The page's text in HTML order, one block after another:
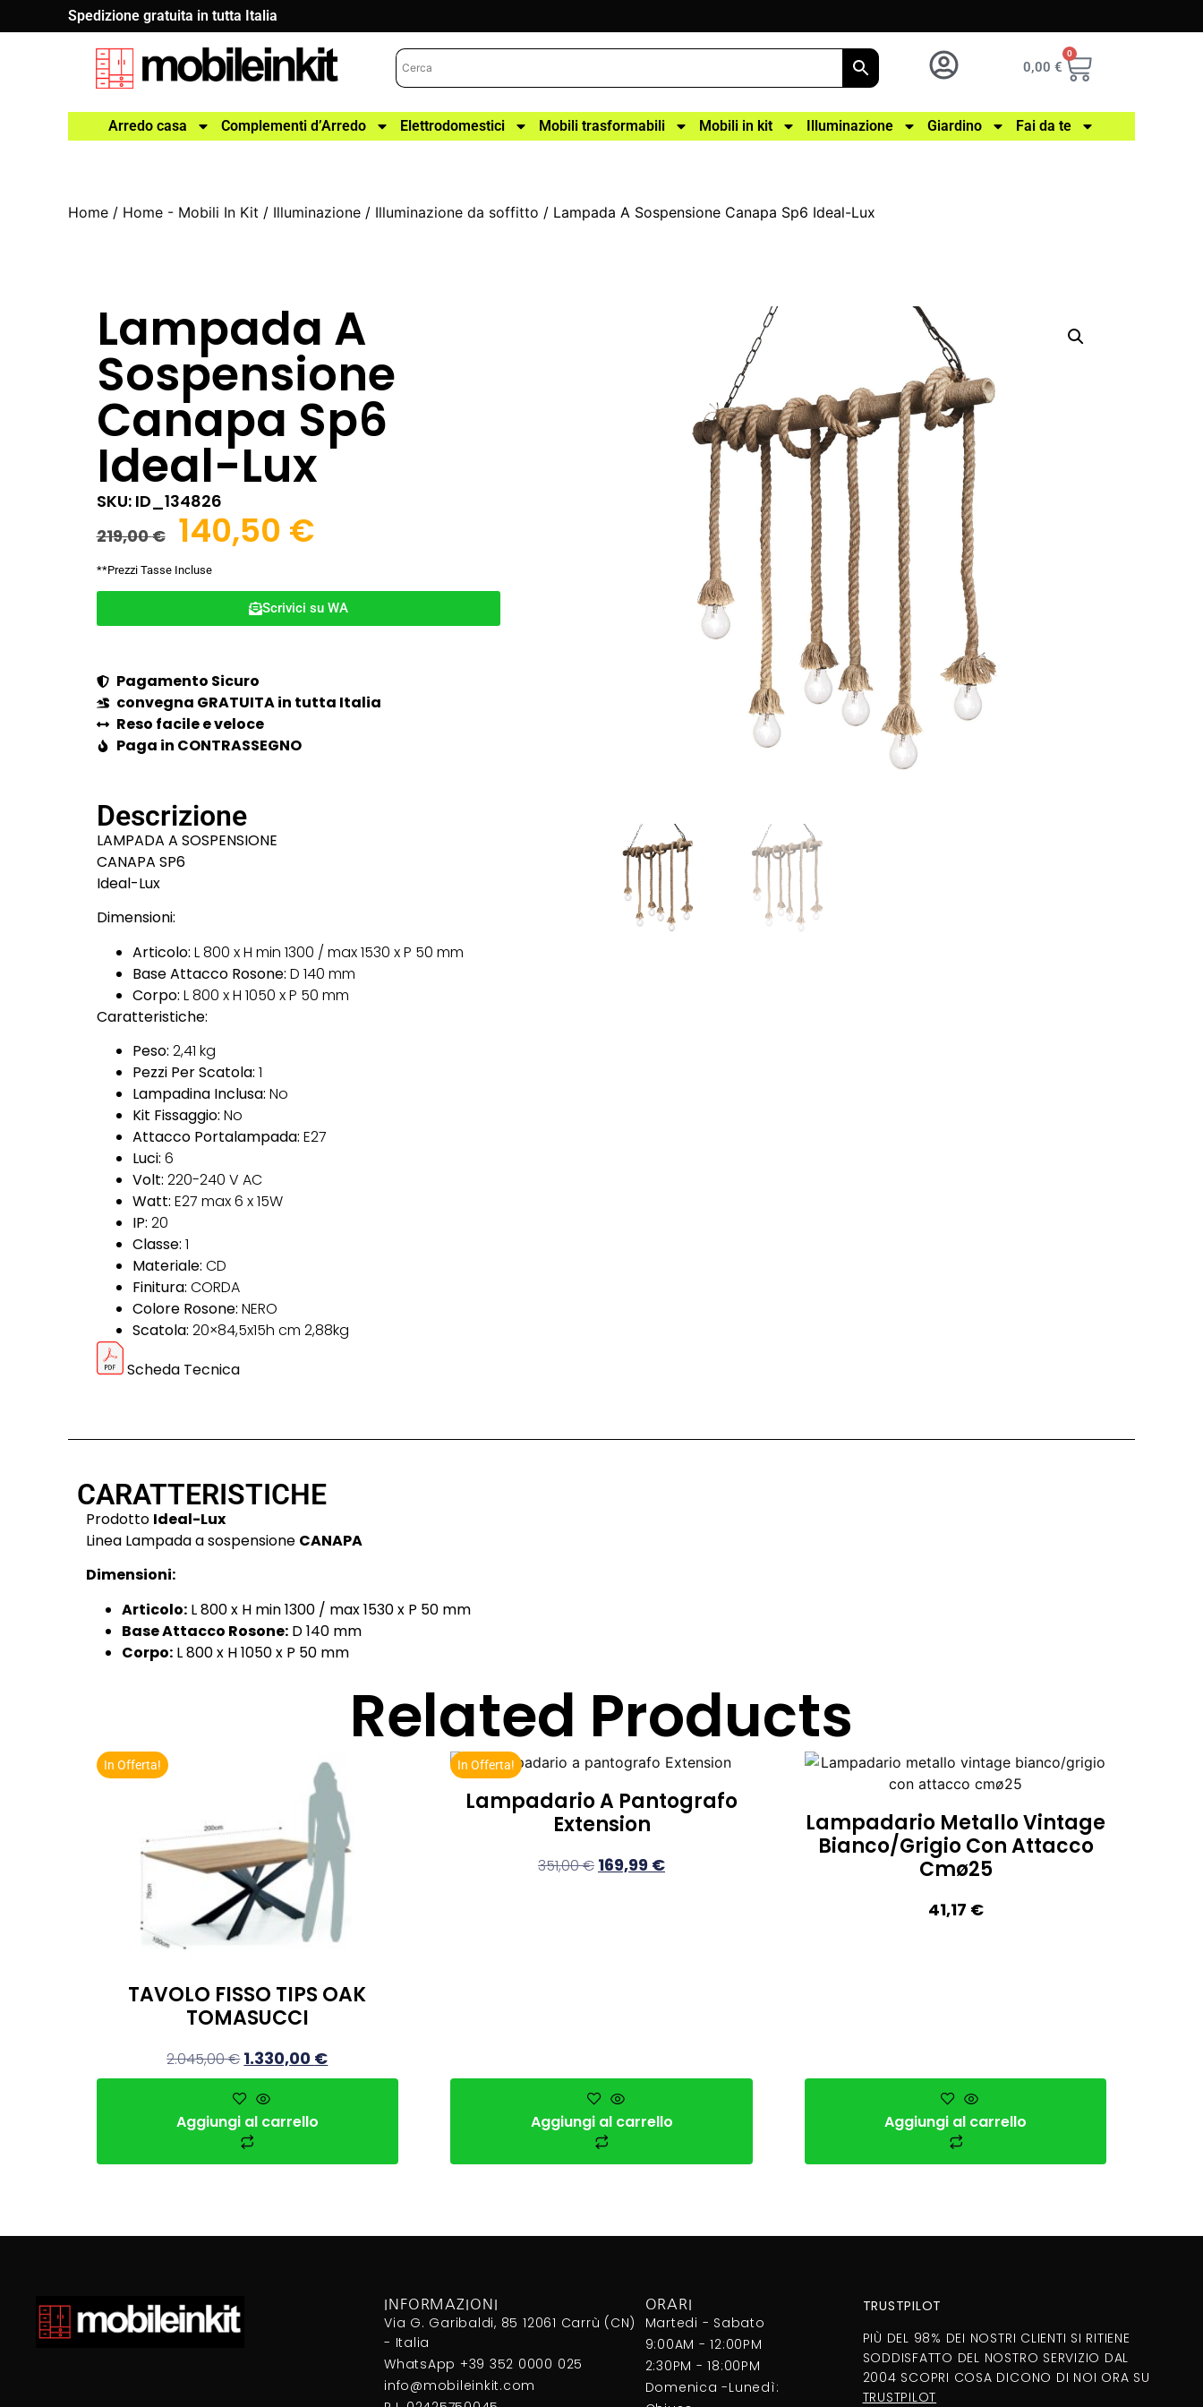
Spedizione gratuita in tutta Italia
0,00 €
0
Arredo casa Complementi d’Arredo Elettrodomestici Mobili trasformabili Mobili in kit Illuminazione Giardino Fai da te
Home / Home - Mobili In Kit / Illuminazione / Illuminazione da soffitto / Lampada A Sospensione Canapa Sp6 Ideal-Lux
Lampada A
Sospensione
Canapa Sp6
Ideal-Lux
SKU: ID_134826
219,00€ 140,50 €
**Prezzi Tasse Incluse
Scrivici su WA
Pagamento Sicuro
convegna GRATUITA in tutta Italia
Reso facile e veloce
Paga in CONTRASSEGNO
Descrizione
LAMPADA A SOSPENSIONE
CANAPA SP6
Ideal-Lux
Dimensioni:
Articolo: L 800 x H min 1300 / max 1530 x P 50 mm
Base Attacco Rosone: D 140 mm
Corpo: L 800 x H 1050 x P 50 mm
Caratteristiche:
Peso: 2,41 kg
Pezzi Per Scatola: 1
Lampadina Inclusa: No
Kit Fissaggio: No
Attacco Portalampada: E27
Luci: 6
Volt: 220-240 V AC
Watt: E27 max 6 x 15W
IP: 20
Classe: 1
Materiale: CD
Finitura: CORDA
Colore Rosone: NERO
Scatola: 20×84,5x15h cm 2,88kg
Scheda Tecnica
CARATTERISTICHE
Prodotto Ideal-Lux
Linea Lampada a sospensione CANAPA
Dimensioni:
Articolo: L 800 x H min 1300 / max 1530 x P 50 mm
Base Attacco Rosone: D 140 mm
Corpo: L 800 x H 1050 x P 50 mm
Related Products
In Offerta!
TAVOLO FISSO TIPS OAK
TOMASUCCI
2.045,00€ 1.330,00 €
Aggiungi al carrello
In Offerta!
Lampadario A Pantografo
Extension
351,00€ 169,99 €
Aggiungi al carrello
Lampadario Metallo Vintage
Bianco/grigio Con Attacco
Cmø25
41,17 €
Aggiungi al carrello
INFORMAZIONI
Via G. Garibaldi, 85 12061 Carrù (CN)
- Italia
WhatsApp +39 352 0000 025
info@mobileinkit.com
ORARI
Martedi - Sabato
9:00AM - 12:00PM
2:30PM - 18:00PM
Domenica -Lunedì:
TRUSTPILOT
PIÙ DEL 98% DEI NOSTRI CLIENTI SI RITIENE
SODDISFATTO DEL NOSTRO SERVIZIO DAL
2004 SCOPRI COSA DICONO DI NOI ORA SU
TRUSTPILOT